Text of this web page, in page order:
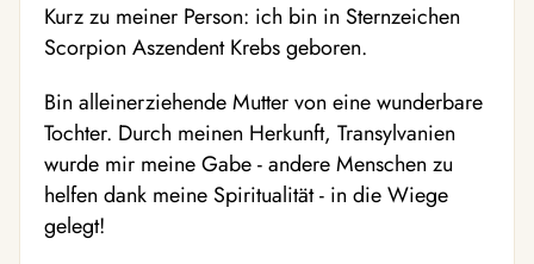
Kurz zu meiner Person: ich bin in Sternzeichen
Scorpion Aszendent Krebs geboren.
Bin alleinerziehende Mutter von eine wunderbare
Tochter. Durch meinen Herkunft, Transylvanien
wurde mir meine Gabe - andere Menschen zu
helfen dank meine Spiritualität - in die Wiege
gelegt!